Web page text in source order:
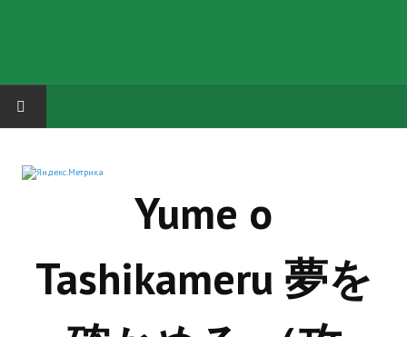
Русская биржа
Yume o
Tashikameru 夢を